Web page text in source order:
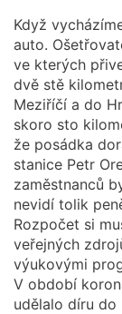
Když
auto.
ve kterých
dvě stě
Meziříčí a do
skoro sto
že posádka
stanice Petr
zaměstnanců
nevidí tolik
Rozpočet si
veřejných
výukovými
V období
udělalo díru do